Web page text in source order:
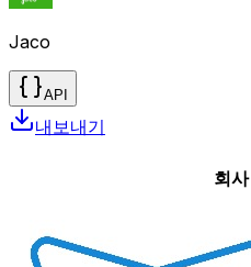
Jaco
API
내보내기
회사